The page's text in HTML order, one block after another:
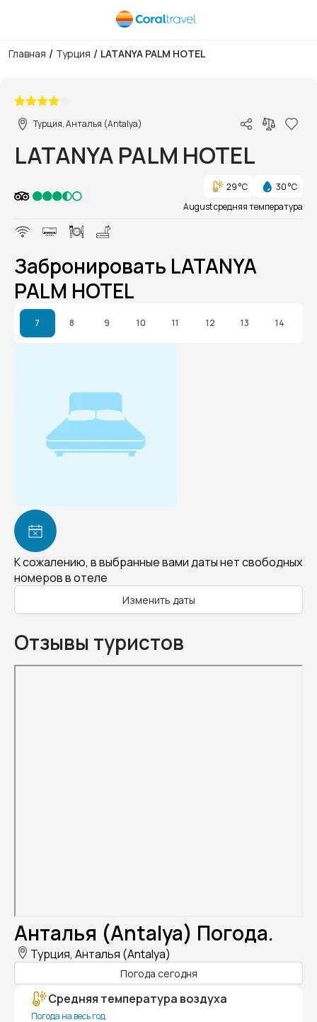
Главная / Турция / LATANYA PALM HOTEL
Турция, Анталья (Antalya)
LATANYA PALM HOTEL
29 °C
30 °C
August средняя температура
Забронировать LATANYA
PALM HOTEL
7 8 9 10 11 12 13 14
К сожалению, в выбранные вами даты нет свободных
номеров в отеле
Изменить даты
Отзывы туристов
Анталья (Antalya) Погода.
Турция, Анталья (Antalya)
Погода сегодня
Средняя температура воздуха
Погода на весь год